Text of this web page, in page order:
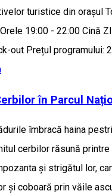
turistice din orașul
19:00 - 22:00 Cină
out Prețul programului:
în Parcul
îmbracă haina
cerbilor răsună
și strigătul lor,
și coboară prin văile